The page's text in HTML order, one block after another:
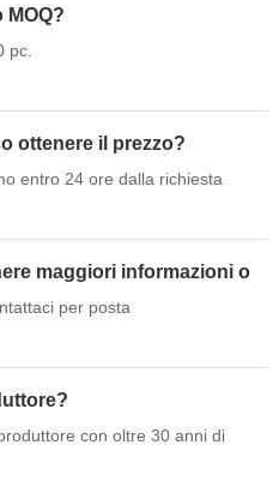
MOQ?
pc.
ottenere il prezzo?
entro 24 ore dalla richiesta
e le vacanze). Se siete
il prezzo, scrivete a noi:
cn. Com O
maggiori informazioni o
sui prodotti?
per posta
cn. Com O
con oltre 30 anni di
produzione.